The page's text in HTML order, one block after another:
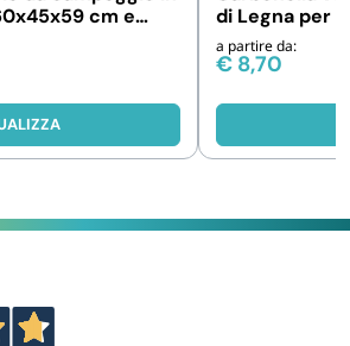
cm e
di Legna per
a partire da:
€ 8,70